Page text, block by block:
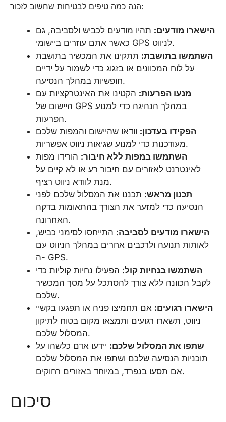
הנה כמה טיפים לבטיחות שחשוב לזכור:
הישארו מודעים: תהיו מודעים לכביש ולסביבה, גם
כאשר אתם עוזרים ביישומי GPS לניווט.
השתמשו בתושבת: תתקינו את המכשיר בתושבת
על לוח המכוונים או בזגוג כדי לשמור על ידיים
חופשיות במהלך הנסיעה.
מנעו הפרעות: הקטינו את האינטרקציות עם
היישום של GPS במהלך הנהיגה כדי למנוע
הפרעות.
הפקידו בעדכון: וודאו שהיישום והמפות שלכם
מעודכנות כדי למנוע שגיאות ניווט אפשריות.
השתמשו במפות ללא חיבור: הורידו מפות
לאינטרנט לאזורים עם חיבור רע או לא קיים על
מנת לוודא ניווט רציף.
תכנון מראש: תכננו את המסלול שלכם לפני
הנסיעה כדי למזער את הצורך בהתאומות בדקה
האחרונה.
הישארו מודעים לסביבה: התייחסו לסימני כביש,
לאותות תנועה ולרכבים אחרים במהלך הניווט עם
ה- GPS.
השתמשו בנחיות קול: הפעילו נחיות קוליות כדי
לקבל הכוונה ללא צורך להסתכל על מסך המכשיר
שלכם.
הישארו רגועים: אם תחמיצו פניה או תפגעו בקשיי
ניווט, תשארו רגועים ותמצאו מקום בטוח לתיקון
המסלול שלכם.
שתפו את המסלול שלכם: יידעו אדם כלשהו על
תוכניות הנסיעה שלכם ושתפו את המסלול שלכם
אם תסעו בנפרד, במיוחד באזורים רחוקים.
סיכום